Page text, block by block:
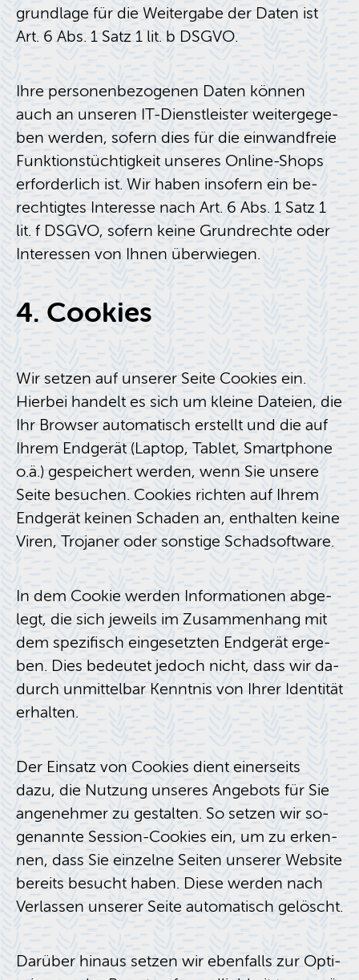
grund­la­ge für die Wei­ter­ga­be der Daten ist
Art. 6 Abs. 1 Satz 1 lit. b DSGVO.
Ihre per­so­nen­be­zo­ge­nen Daten kön­nen
auch an un­se­ren IT-Dienst­leis­ter wei­ter­ge­ge­
ben wer­den, so­fern dies für die ein­wand­freie
Funk­ti­ons­tüch­tig­keit un­se­res On­line-Shops
er­for­der­lich ist. Wir haben in­so­fern ein be­
rech­tig­tes In­ter­es­se nach Art. 6 Abs. 1 Satz 1
lit. f DSGVO, so­fern keine Grund­rech­te oder
In­ter­es­sen von Ihnen über­wie­gen.
4. Coo­kies
Wir set­zen auf un­se­rer Seite Coo­kies ein.
Hier­bei han­delt es sich um klei­ne Da­tei­en, die
Ihr Brow­ser au­to­ma­tisch er­stellt und die auf
Ihrem End­ge­rät (Lap­top, Ta­blet, Smart­pho­ne
o.ä.) ge­spei­chert wer­den, wenn Sie un­se­re
Seite be­su­chen. Coo­kies rich­ten auf Ihrem
End­ge­rät kei­nen Scha­den an, ent­hal­ten keine
Viren, Tro­ja­ner oder sons­ti­ge Schad­soft­ware.
In dem Coo­kie wer­den In­for­ma­tio­nen ab­ge­
legt, die sich je­weils im Zu­sam­men­hang mit
dem spe­zi­fisch ein­ge­setz­ten End­ge­rät er­ge­
ben. Dies be­deu­tet je­doch nicht, dass wir da­
durch un­mit­tel­bar Kennt­nis von Ihrer Iden­ti­tät
er­hal­ten.
Der Ein­satz von Coo­kies dient ei­ner­seits
dazu, die Nut­zung un­se­res An­ge­bots für Sie
an­ge­neh­mer zu ge­stal­ten. So set­zen wir so­
ge­nann­te Ses­si­on-Coo­kies ein, um zu er­ken­
nen, dass Sie ein­zel­ne Sei­ten un­se­rer Web­site
be­reits be­sucht haben. Diese wer­den nach
Ver­las­sen un­se­rer Seite au­to­ma­tisch ge­löscht.
Dar­über hin­aus set­zen wir eben­falls zur Op­ti­